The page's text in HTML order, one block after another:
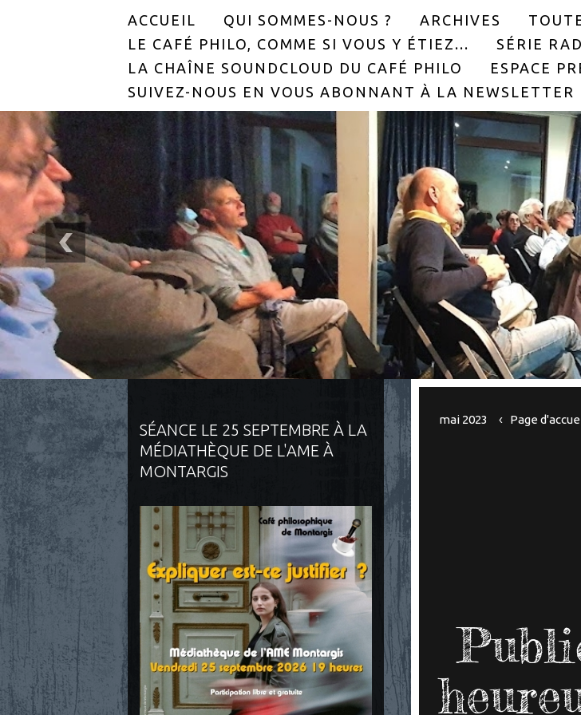
ACCUEIL QUI SOMMES-NOUS ? ARCHIVES
LE CAFÉ PHILO, COMME SI VOUS Y ÉTIEZ...
SÉRIE
LA CHAÎNE SOUNDCLOUD DU CAFÉ PHILO
ESPACE
SUIVEZ-NOUS EN VOUS ABONNANT À LA NEWSLETTER
SÉANCE LE 25 SEPTEMBRE À LA
MÉDIATHÈQUE DE L'AME À
MONTARGIS
mai 2023 Page